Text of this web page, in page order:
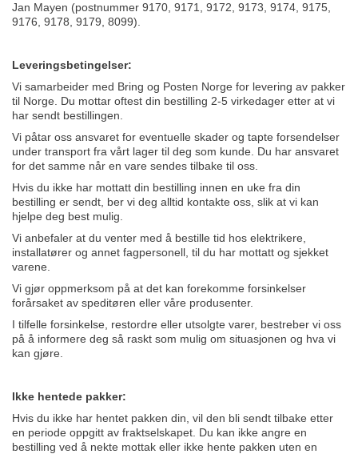
Jan Mayen (postnummer 9170, 9171, 9172, 9173, 9174, 9175,
9176, 9178, 9179, 8099).
Leveringsbetingelser:
Vi samarbeider med Bring og Posten Norge for levering av pakker
til Norge. Du mottar oftest din bestilling 2-5 virkedager etter at vi
har sendt bestillingen.
Vi påtar oss ansvaret for eventuelle skader og tapte forsendelser
under transport fra vårt lager til deg som kunde. Du har ansvaret
for det samme når en vare sendes tilbake til oss.
Hvis du ikke har mottatt din bestilling innen en uke fra din
bestilling er sendt, ber vi deg alltid kontakte oss, slik at vi kan
hjelpe deg best mulig.
Vi anbefaler at du venter med å bestille tid hos elektrikere,
installatører og annet fagpersonell, til du har mottatt og sjekket
varene.
Vi gjør oppmerksom på at det kan forekomme forsinkelser
forårsaket av speditøren eller våre produsenter.
I tilfelle forsinkelse, restordre eller utsolgte varer, bestreber vi oss
på å informere deg så raskt som mulig om situasjonen og hva vi
kan gjøre.
Ikke hentede pakker:
Hvis du ikke har hentet pakken din, vil den bli sendt tilbake etter
en periode oppgitt av fraktselskapet. Du kan ikke angre en
bestilling ved å nekte mottak eller ikke hente pakken uten en